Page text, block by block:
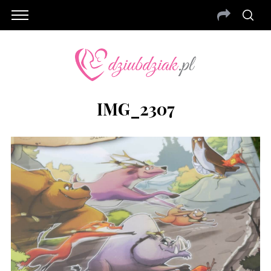
IMG_2307